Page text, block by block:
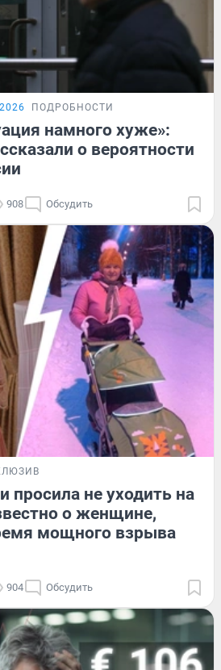
ПОДРОБНОСТИ
намного хуже»:
о вероятности
908 Обсудить
просила не уходить на
о женщине,
мощного взрыва
904 Обсудить